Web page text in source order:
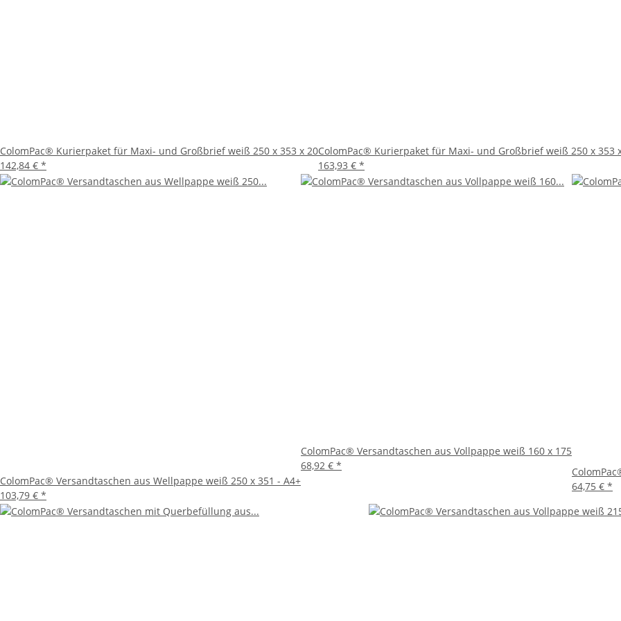
ColomPac® Kurierpaket für Maxi- und Großbrief weiß 250 x 353 x 20
142,84 € *
ColomPac® Kurierpaket für Maxi- und Großbrief weiß 250 x 353
163,93 € *
ColomPac® Versandtaschen aus Wellpappe weiß 250 x 351 - A4+
103,79 € *
ColomPac® Versandtaschen aus Vollpappe weiß 160 x 175
68,92 € *
64,75 € *